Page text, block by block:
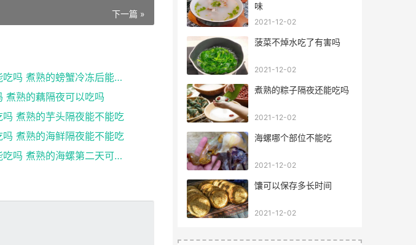
下一篇 »
煮熟的螃蟹冷冻后能吃吗 煮熟的螃蟹冷冻后能不能吃
煮熟的藕隔夜可以吃吗
煮熟的芋头隔夜能不能吃
煮熟的海鲜隔夜能不能吃
煮熟的海螺第二天能吃吗 煮熟的海螺第二天可以吃吗
味
2021-12-02
菠菜不焯水吃了有害吗
2021-12-02
煮熟的粽子隔夜还能吃吗
2021-12-02
海螺哪个部位不能吃
2021-12-02
馕可以保存多长时间
2021-12-02